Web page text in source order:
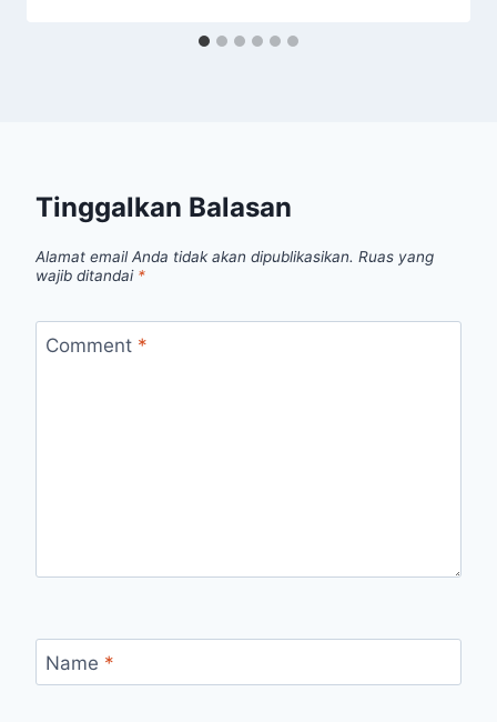
Tinggalkan Balasan
Alamat email Anda tidak akan dipublikasikan. Ruas yang
wajib ditandai *
Comment *
Name *